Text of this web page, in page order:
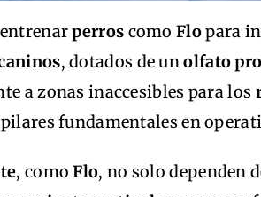
entrenarperros comoFlopara
, dotados de unolfato
a zonas inaccesibles para los
fundamentales en
, comoFlo, no solo dependen